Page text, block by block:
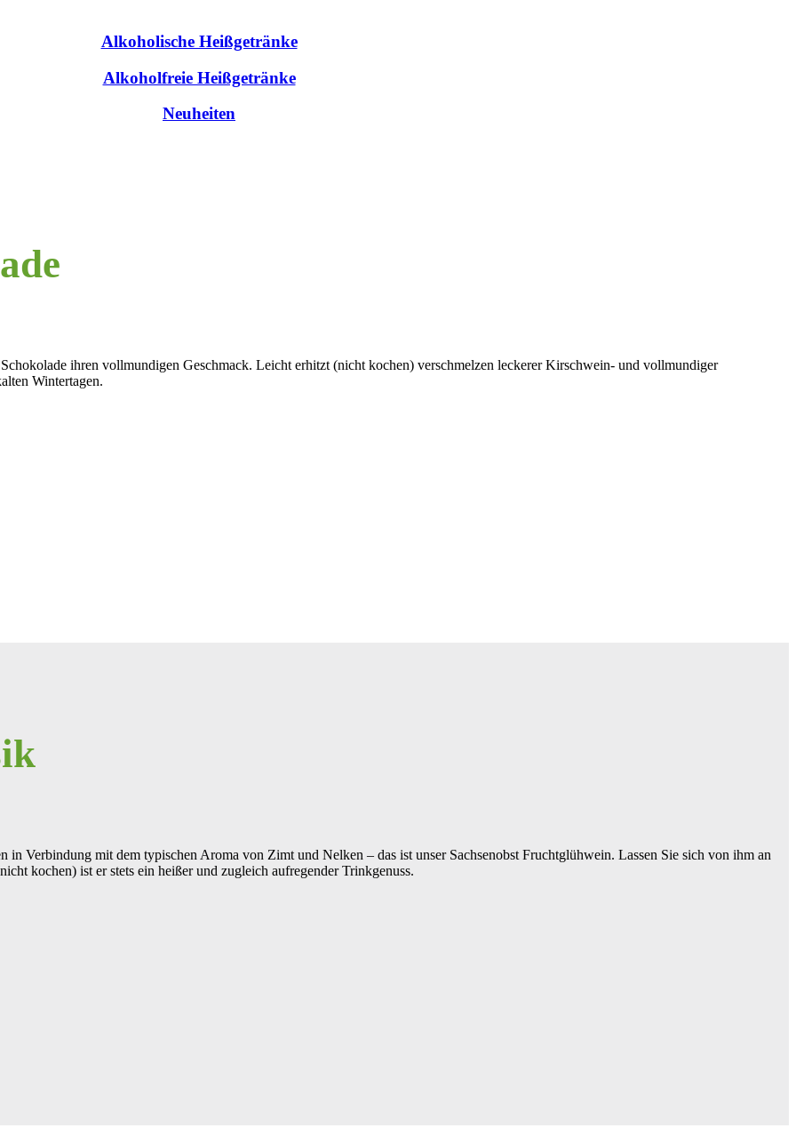
Alkoholische Heißgetränke
Alkoholfreie Heißgetränke
Neuheiten
ihren vollmundigen Geschmack. Leicht erhitzt (nicht kochen) verschmelzen leckerer Kirschwein- und vollmundiger
Wintertagen.
in Verbindung mit dem typischen Aroma von Zimt und Nelken – das ist unser Sachsenobst Fruchtglühwein. Lassen Sie sich von ihm an
kochen) ist er stets ein heißer und zugleich aufregender Trinkgenuss.